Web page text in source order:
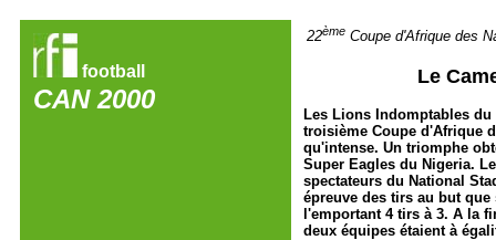
football
CAN 2000
22ème Coupe d'Afrique des
Le
Les Lions Indomptables
troisième Coupe d'Afrique
qu'intense. Un triomphe
Super Eagles du Nigeria.
spectateurs du National
épreuve des tirs au but
l'emportant 4 tirs à 3. A la
deux équipes étaient à